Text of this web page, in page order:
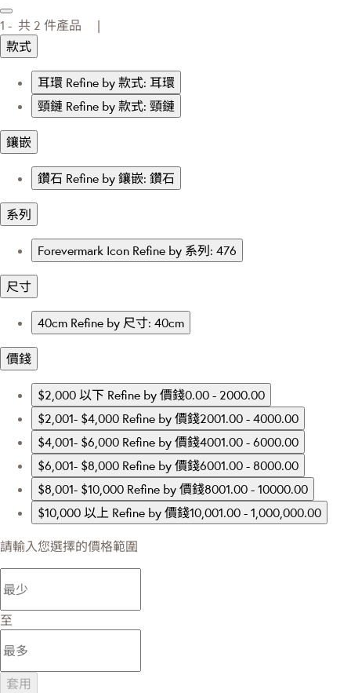
1 - 共 2 件產品 |
款式
耳環 Refine by 款式: 耳環
頸鏈 Refine by 款式: 頸鏈
鑲嵌
鑽石 Refine by 鑲嵌: 鑽石
系列
Forevermark Icon Refine by 系列: 476
尺寸
40cm Refine by 尺寸: 40cm
價錢
$2,000 以下 Refine by 價錢0.00 - 2000.00
$2,001- $4,000 Refine by 價錢2001.00 - 4000.00
$4,001- $6,000 Refine by 價錢4001.00 - 6000.00
$6,001- $8,000 Refine by 價錢6001.00 - 8000.00
$8,001- $10,000 Refine by 價錢8001.00 - 10000.00
$10,000 以上 Refine by 價錢10,001.00 - 1,000,000.00
請輸入您選擇的價格範圍
至
套用